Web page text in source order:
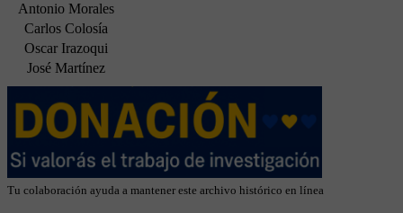
Antonio Morales
Carlos Colosía
Oscar Irazoqui
José Martínez
Tu colaboración ayuda a mantener este archivo histórico en línea